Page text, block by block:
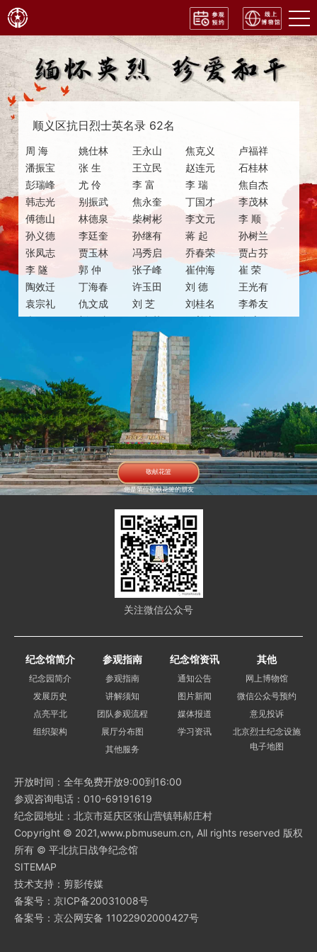
顺义区抗日烈士英名录 62名
周 海 姚仕林 王永山 焦克义
卢福祥
潘振宝
张 生 王立民 赵连元
石桂林
彭瑞峰
尤 伶 李 富 李 瑞
焦自杰
韩志光
别振武 焦永奎 丁国才
李茂林
傅德山
林德泉 柴树彬 李文元
李 顺
孙义德
李廷奎 孙继有 蒋 起
孙树兰
张凤志
贾玉林 冯秀启 乔春荣
贾占芬
李 隧
郭 仲 张子峰 崔仲海
崔 荣
陶效迁
丁海春 许玉田 刘 德
王光有
袁宗礼
仇文成 刘 芝 刘桂名
李希友
李 玉
刘万才 王文荣 王善庆
陈 富
李 和 吴振荣
胡永臣
昌平区抗日烈士英名录 118名
吴偏头 王小三 李宗申 周瑞同
解有林
刘 续
雷志清 刘永瑞 马若洪
刘佳清
杨宝珍
崔丰喜 王德顺 高玉成
王廷海
王春富
张连坤 陈殿荣 徐连才
徐连友
刘 信
张宗于 于江森 李建忠
潘士昌
侯得瑞
张西银 邢文山 张彦怀
钟文瑞
蒋树先 宋 生
贾德旺 张德江
刘凤军 刘凤喜
王大林 刘贵年
景志祥 高大红
关小五 冯殿银
杨玉坤 刘海山
白 水
于德清 李显林 李 忠
赵德志
谷永俊
白永芝 路景旺 黄进启
谷德全
贾进宝
刘长贵 陈永昌 薛景山
王国秀
陈文会
陈大保 贺庆甫 杨福友
刘瑞元
赵长生
王起芳 王 生 杨福忠
韩永发
韩瑞通
贺庆佩 贺庆发 李明凯
贺庆翠
贺庆树 郑起旺
赵长清
张福泽
李玉怀 陈宝来
潘仕红
崔维广 韩景扬
密云县抗日烈士英名录 495名
刘振元
孙青才
郭士春
沈凤通
李凤清 刘振合
郭井贵
郭士军 郭永安 郭金库
敬献花篮
您是第位敬献花篮的朋友
关注微信公众号
纪念馆简介
纪念园简介
发展历史
点亮平北
组织架构
参观指南
参观指南
讲解须知
团队参观流程
展厅分布图
其他服务
纪念馆资讯
通知公告
图片新闻
媒体报道
学习资讯
其他
网上博物馆
微信公众号预约
意见投诉
北京烈士纪念设施
电子地图
开放时间：全年免费开放9:00到16:00
参观咨询电话：010-69191619
纪念园地址：北京市延庆区张山营镇韩郝庄村
Copyright © 2021,www.pbmuseum.cn, All rights reserved 版权
所有 © 平北抗日战争纪念馆
SITEMAP
技术支持：剪影传媒
备案号： 京ICP备20031008号
备案号： 京公网安备 11022902000427号